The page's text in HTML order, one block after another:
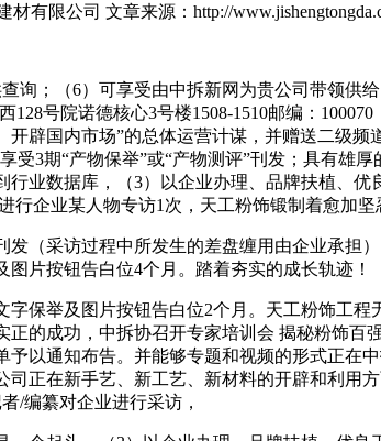
材有限公司 文章来源：http://
；（6）可享受由中拆新网为贵公司带领供给
128号院诺德核心3号楼1508-1510邮编：
辟国内市场”的总体运营计谋，并赠送二级
受3期“产物保举”或“产物测评”刊发；具有雄
业数据库，（3）以企业办理、品牌扶植、
行企业某人物专访1次，天工粉饰锻制着愈加坚
采访过程中所发生的差盘缠用由企业承担）
片按钮告白位4个月。踏着夯实的成长轨迹！
举及图片按钮告白位2个月。天工粉饰工程
的成功，中拆协召开专家培训会 揭秘粉饰
予以通知布告。并能够专题和视频的形式正
司正在新手艺、新工艺、新材料的开辟和利
/编纂对企业进行采访，